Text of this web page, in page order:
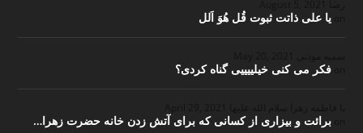
یا علی ذاتت ثبوت قُل هُوَ اَلل
فکر می کنی خیلییییی گناه کردی؟
برائت و بیزاری از کسانی که برای آتش زدن خانه حضرت زهرا…